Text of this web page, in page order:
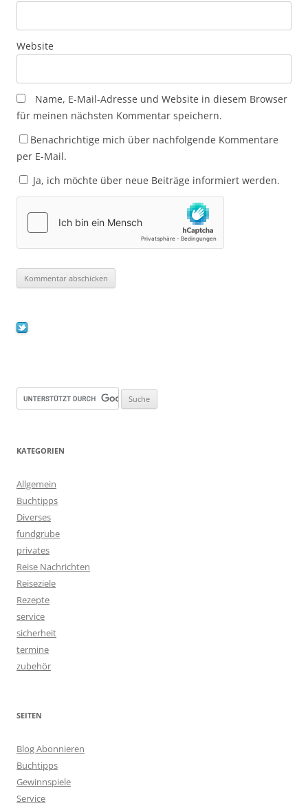
Website
Name, E-Mail-Adresse und Website in diesem Browser
für meinen nächsten Kommentar speichern.
Benachrichtige mich über nachfolgende Kommentare
per E-Mail.
Ja, ich möchte über neue Beiträge informiert werden.
KATEGORIEN
Allgemein
Buchtipps
Diverses
fundgrube
privates
Reise Nachrichten
Reiseziele
Rezepte
service
sicherheit
termine
zubehör
SEITEN
Blog Abonnieren
Buchtipps
Gewinnspiele
Service